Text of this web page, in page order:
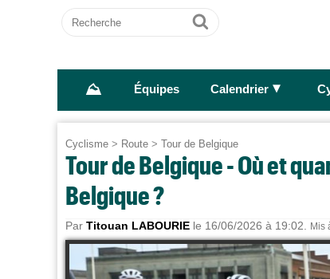
Recherche
Ok
⛰ Équipes Calendrier ►
Cyclisme > Route > Tour de Belgique
Tour de Belgique - Où et
Belgique ?
Par Titouan LABOURIE le 16/06/2026 à 19:02. Mis